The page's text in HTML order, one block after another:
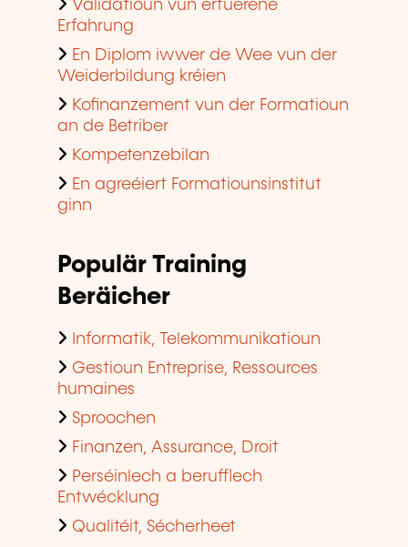
Validatioun vun erfuerene
Erfahrung
En Diplom iwwer de Wee vun der
Weiderbildung kréien
Kofinanzement vun der Formatioun
an de Betriber
Kompetenzebilan
En agreéiert Formatiounsinstitut
ginn
Populär Training
Beräicher
Informatik, Telekommunikatioun
Gestioun Entreprise, Ressources
humaines
Sproochen
Finanzen, Assurance, Droit
Perséinlech a berufflech
Entwécklung
Qualitéit, Sécherheet